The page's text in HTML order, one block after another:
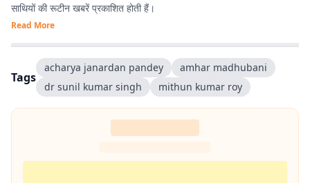
साथियों की रूटीन खबरें प्रकाशित होती हैं।
Read More
Tags
acharya janardan pandey
amhar madhubani
dr sunil kumar singh
mithun kumar roy